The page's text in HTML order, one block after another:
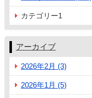
カテゴリー1
アーカイブ
2026年2月 (3)
2026年1月 (5)